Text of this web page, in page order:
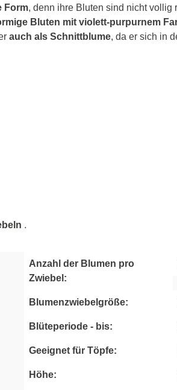
Form, denn ihre Bluten sind nicht vollig
Bluten mit violett-purpurnem
auch als Schnittblume, da er sich in
.
Anzahl der Blumen pro
Zwiebel:
Blumenzwiebelgröße:
Blüteperiode - bis:
Geeignet für Töpfe:
Höhe: